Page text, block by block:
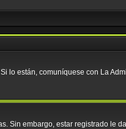
lo están, comuníquese con La
Sin embargo, estar registrado le